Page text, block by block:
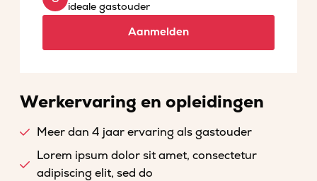
ideale gastouder
Aanmelden
Werkervaring en opleidingen
Meer dan 4 jaar ervaring als gastouder
Lorem ipsum dolor sit amet, consectetur
adipiscing elit, sed do